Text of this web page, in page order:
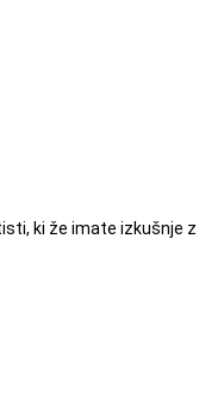
ki že imate izkušnje z